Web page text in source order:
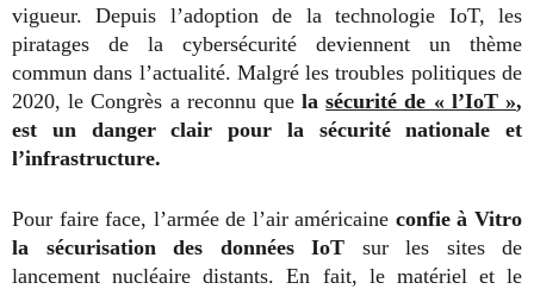
vigueur. Depuis l’adoption de la technologie IoT, les
piratages de la cybersécurité deviennent un thème
commun dans l’actualité. Malgré les troubles politiques de
2020, le Congrès a reconnu quelasécurité de « l’IoT »,
est un danger clair pour la sécurité nationale et
l’infrastructure.
Pour faire face, l’armée de l’air américaine confie à Vitro
la sécurisation des données IoT sur les sites de
lancement nucléaire distants. En fait, le matériel et le